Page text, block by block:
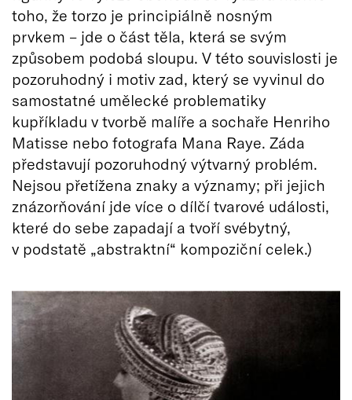
toho, že torzo je principiálně nosným
prvkem – jde o část těla, která se svým
způsobem podobá sloupu. V této souvislosti je
pozoruhodný i motiv zad, který se vyvinul do
samostatné umělecké problematiky
kupříkladu v tvorbě malíře a sochaře Henriho
Matisse nebo fotografa Mana Raye. Záda
představují pozoruhodný výtvarný problém.
Nejsou přetížena znaky a významy; při jejich
znázorňování jde více o dílčí tvarové události,
které do sebe zapadají a tvoří svébytný,
v podstatě „abstraktní“ kompoziční celek.)